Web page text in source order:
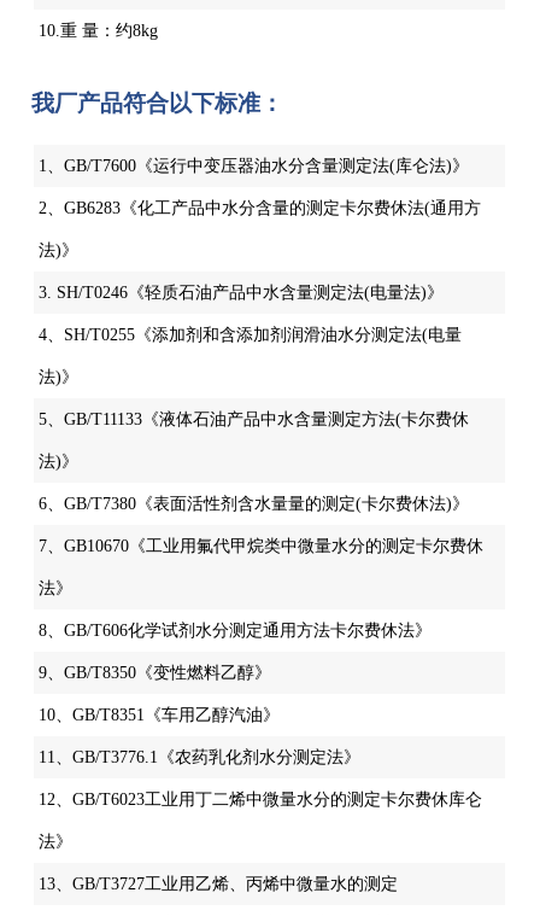
10.重 量：约8kg
我厂产品符合以下标准：
1、GB/T7600《运行中变压器油水分含量测定法(库仑法)》
2、GB6283《化工产品中水分含量的测定卡尔费休法(通用方
法)》
3. SH/T0246《轻质石油产品中水含量测定法(电量法)》
4、SH/T0255《添加剂和含添加剂润滑油水分测定法(电量
法)》
5、GB/T11133《液体石油产品中水含量测定方法(卡尔费休
法)》
6、GB/T7380《表面活性剂含水量量的测定(卡尔费休法)》
7、GB10670《工业用氟代甲烷类中微量水分的测定卡尔费休
法》
8、GB/T606化学试剂水分测定通用方法卡尔费休法》
9、GB/T8350《变性燃料乙醇》
10、GB/T8351《车用乙醇汽油》
11、GB/T3776.1《农药乳化剂水分测定法》
12、GB/T6023工业用丁二烯中微量水分的测定卡尔费休库仑
法》
13、GB/T3727工业用乙烯、丙烯中微量水的测定